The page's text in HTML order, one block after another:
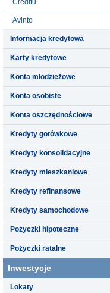
Avinto
Informacja kredytowa
Karty kredytowe
Konta młodzieżowe
Konta osobiste
Konta oszczędnościowe
Kredyty gotówkowe
Kredyty konsolidacyjne
Kredyty mieszkaniowe
Kredyty refinansowe
Kredyty samochodowe
Pożyczki hipoteczne
Pożyczki ratalne
Inwestycje
Lokaty